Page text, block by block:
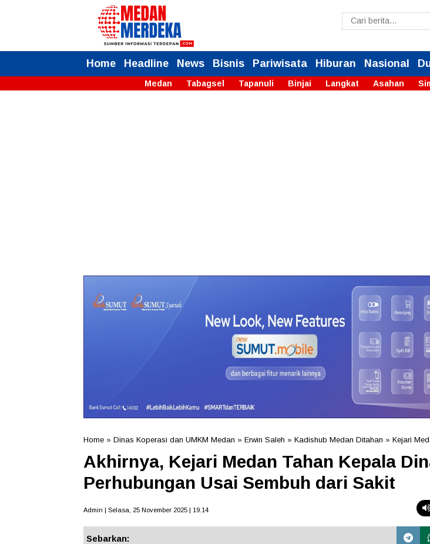
Home Headline News Bisnis Pariwisata Hiburan Nasional
Medan Tabagsel Tapanuli Binjai Langkat Asahan
Home » Dinas Koperasi dan UMKM Medan » Erwin Saleh » Kadishub Medan Ditahan » Kejari
Akhirnya, Kejari Medan Tahan Kepala
Perhubungan Usai Sembuh dari Sakit
Admin | Selasa, 25 November 2025 | 19.14
Sebarkan: